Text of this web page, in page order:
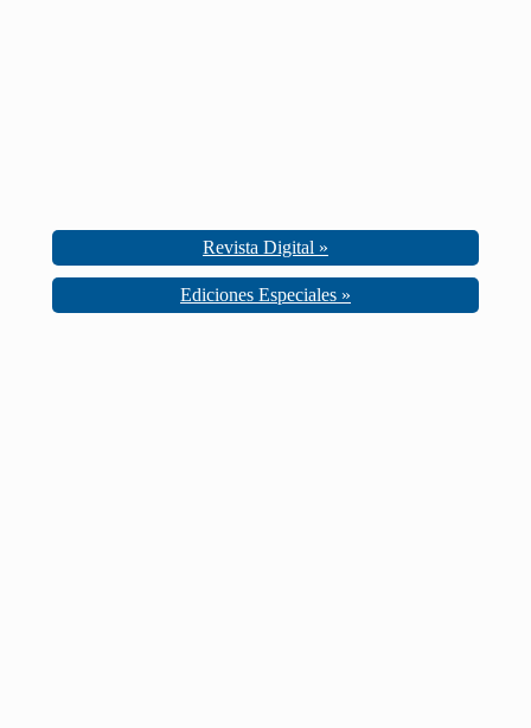
Revista Digital »
Ediciones Especiales »